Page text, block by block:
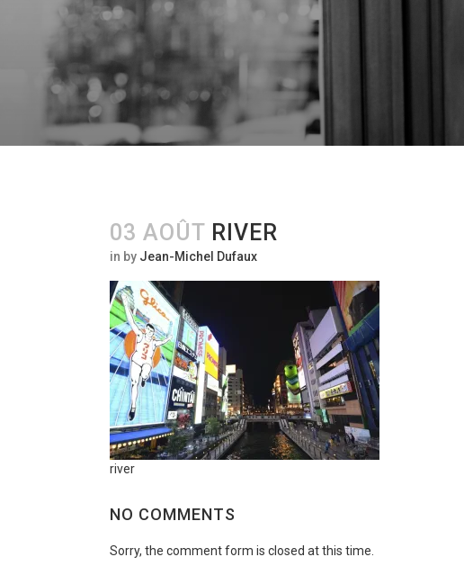
03 AOÛT RIVER
in by Jean-Michel Dufaux
river
NO COMMENTS
Sorry, the comment form is closed at this time.